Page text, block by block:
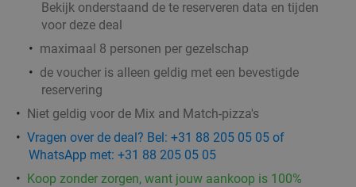
Bekijk onderstaand de te reserveren data en tijden
voor deze deal
maximaal 8 personen per gezelschap
de voucher is alleen geldig met een bevestigde
reservering
Niet geldig voor de Mix and Match-pizza's
Vragen over de deal? Bel: +31 88 205 05 05 of
WhatsApp met: +31 88 205 05 05
Koop zonder zorgen, want jouw aankoop is 100%